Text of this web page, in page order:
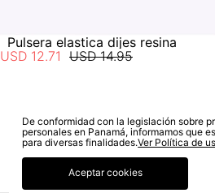
Pulsera elastica dijes resina
USD 14.95
USD 12.71
SUSCRÍBETE A NUESTRO
De conformidad con la legislación sobre
personales en Panamá, informamos que
para diversas finalidades.Ver Política de
Aceptar cookies